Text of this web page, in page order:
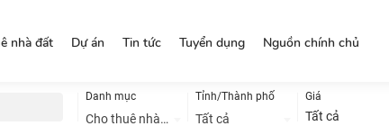
nhà đất Dự án Tin tức Tuyển dụng Nguồn chính chủ
Danh mục
Cho thuê nhà đất
Tỉnh/Thành phố
Tất cả
Giá
Tất cả